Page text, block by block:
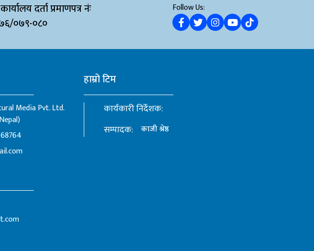
दर्ता प्रमाणपत्र नंः
०७९-०८०
Follow Us:
Media Pvt. Ltd.
हाम्रो टिम
कार्यकारी निर्देशक:
सम्पादक:
काजी श्रेष्ठ